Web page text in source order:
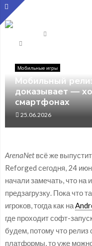
Мобильные игры
Мобильный
доказывает —
смартфонах
25.06.2026
ArenaNet всё же
Reforged сегодня, 24
начали замечать, что
предзагрузку. Пока что
игроков, тогда как на
где проходит софт-
будем, потому что релиз
платформы, то уже